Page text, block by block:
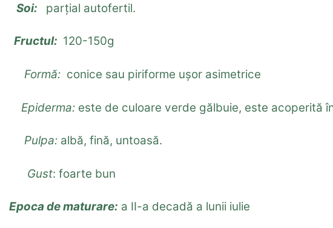
Soi: parțial autofertil.
Fructul: 120-150g
Formă: conice sau piriforme uşor asimetrice
Epiderma: este de culoare verde gălbuie, este acoperită
Pulpa: albă, fină, untoasă.
Gust: foarte bun
Epoca de maturare: a II-a decadă a lunii iulie